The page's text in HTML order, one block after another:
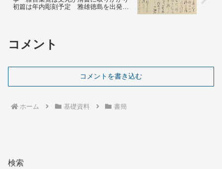
初篇は年内彫刻予定 雅雄徳島を出発し
コメント
コメントを書き込む
ホーム 基礎資料 書簡
検索